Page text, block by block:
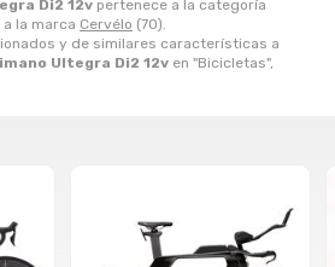
Di2 12v pertenece a la categoría
a la marca Cervélo (70).
y de similares características a
Ultegra Di2 12v en "Bicicletas",